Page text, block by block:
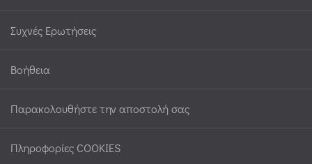
Συχνές Ερωτήσεις
Βοήθεια
Παρακολουθήστε την αποστολή σας
Πληροφορίες COOKIES